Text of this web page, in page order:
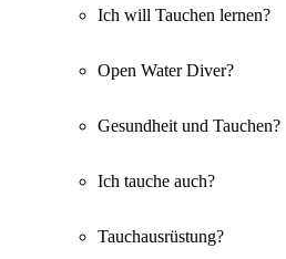
Ich will Tauchen lernen?
Open Water Diver?
Gesundheit und Tauchen?
Ich tauche auch?
Tauchausrüstung?